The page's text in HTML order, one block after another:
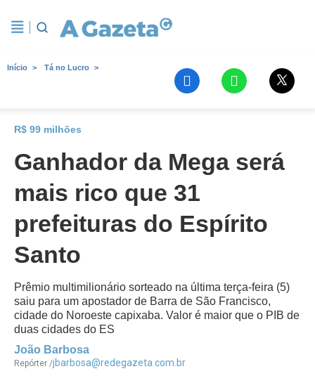
Início Tá no Lucro
R$ 99 milhões
Ganhador da Mega será
mais rico que 31
prefeituras do Espírito
Santo
Prêmio multimilionário sorteado na última terça-feira (5)
saiu para um apostador de Barra de São Francisco,
cidade do Noroeste capixaba. Valor é maior que o PIB de
duas cidades do ES
João Barbosa
Repórter /jbarbosa@redegazeta.com.br